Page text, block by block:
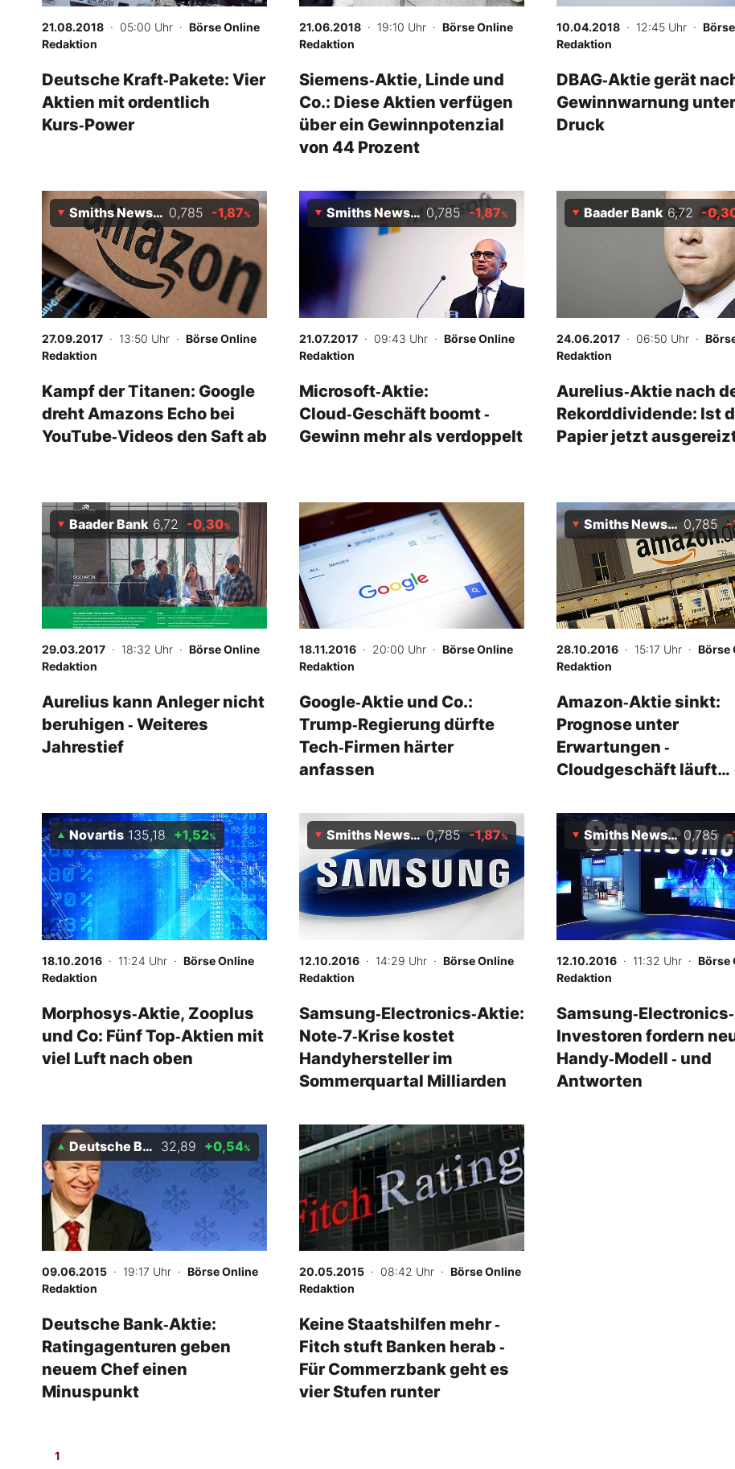
21.08.2018 · 05:00 Uhr · Börse Online
Redaktion
Deutsche Kraft‑Pakete: Vier
Aktien mit ordentlich
Kurs‑Power
21.06.2018 · 19:10 Uhr · Börse Online
Redaktion
Siemens‑Aktie, Linde und
Co.: Diese Aktien verfügen
über ein Gewinnpotenzial
von 44 Prozent
10.04.2018 · 12:45 Uhr ·
Redaktion
DBAG‑Aktie gerät
Gewinnwarnung unter
Druck
Smiths News Plc 0,785 -1,87%
27.09.2017 · 13:50 Uhr · Börse Online
Redaktion
Kampf der Titanen: Google
dreht Amazons Echo bei
YouTube‑Videos den Saft ab
Smiths News Plc 0,785 -1,87%
21.07.2017 · 09:43 Uhr · Börse Online
Redaktion
Microsoft‑Aktie:
Cloud‑Geschäft boomt ‑
Gewinn mehr als verdoppelt
Baader Bank 6,72 -
24.06.2017 · 06:50 Uhr ·
Redaktion
Aurelius‑Aktie nach
Rekorddividende: Ist
Papier jetzt
Baader Bank 6,72 -0,30%
29.03.2017 · 18:32 Uhr · Börse Online
Redaktion
Aurelius kann Anleger nicht
beruhigen ‑ Weiteres
Jahrestief
-
18.11.2016 · 20:00 Uhr · Börse Online
Redaktion
Google‑Aktie und Co.:
Trump‑Regierung dürfte
Tech‑Firmen härter
anfassen
Smiths News Plc 0,785 -
28.10.2016 · 15:17 Uhr · Börse
Redaktion
Amazon‑Aktie sinkt:
Prognose unter
Erwartungen ‑
Cloudgeschäft läuft
Novartis 135,18 +1,52%
18.10.2016 · 11:24 Uhr · Börse Online
Redaktion
Morphosys‑Aktie, Zooplus
und Co: Fünf Top‑Aktien mit
viel Luft nach oben
Smiths News Plc 0,785 -1,87%
12.10.2016 · 14:29 Uhr · Börse Online
Redaktion
Samsung‑Electronics‑Aktie:
Note‑7‑Krise kostet
Handyhersteller im
Sommerquartal Milliarden
Smiths News Plc 0,785 -
12.10.2016 · 11:32 Uhr · Börse
Redaktion
Investoren fordern
Handy‑Modell ‑ und
Antworten
Deutsche Bank 32,89 +0,54%
09.06.2015 · 19:17 Uhr · Börse Online
Redaktion
Deutsche Bank‑Aktie:
Ratingagenturen geben
neuem Chef einen
Minuspunkt
-%
20.05.2015 · 08:42 Uhr · Börse Online
Redaktion
Keine Staatshilfen mehr ‑
Fitch stuft Banken herab ‑
Für Commerzbank geht es
vier Stufen runter
1